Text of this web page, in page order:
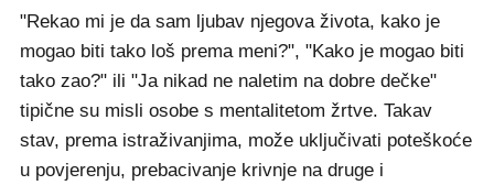
"Rekao mi je da sam ljubav njegova života, kako je
mogao biti tako loš prema meni?", "Kako je mogao biti
tako zao?" ili "Ja nikad ne naletim na dobre dečke"
tipične su misli osobe s mentalitetom žrtve. Takav
stav, prema istraživanjima, može uključivati poteškoće
u povjerenju, prebacivanje krivnje na druge i